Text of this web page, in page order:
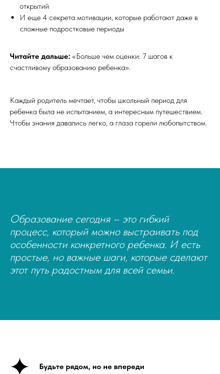
открытий
И еще 4 секрета мотивации, которые работают даже в
сложные подростковые периоды
Читайте дальше: «Больше чем оценки: 7 шагов к
счастливому образованию ребенка».
Каждый родитель мечтает, чтобы школьный период для
ребенка была не испытанием, а интересным путешествием.
Чтобы знания давались легко, а глаза горели любопытством.
Образование сегодня – это гибкий
процесс, который можно выстраивать под
особенности конкретного ребенка. И есть
простые, но важные шаги, которые сделают
этот путь радостным для всей семьи.
Будьте рядом, но не впереди